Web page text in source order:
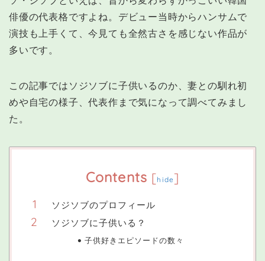
俳優の代表格ですよね。デビュー当時からハンサムで
演技も上手くて、今見ても全然古さを感じない作品が
多いです。
この記事ではソジソブに子供いるのか、妻との馴れ初
めや自宅の様子、代表作まで気になって調べてみまし
た。
Contents [hide]
ソジソブのプロフィール
ソジソブに子供いる？
子供好きエピソードの数々